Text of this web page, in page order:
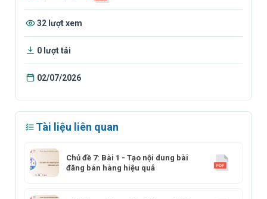
Tài liệu liên quan
Chủ đề 7: Bài 1 - Tạo nội dung bài
đăng bán hàng hiệu quả
32 lượt xem
0 lượt tải
02/07/2026